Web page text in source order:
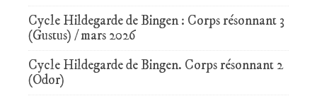
Cycle Hildegarde de Bingen : Corps résonnant 3
(Gustus) / mars 2026
Cycle Hildegarde de Bingen. Corps résonnant 2
(Odor)